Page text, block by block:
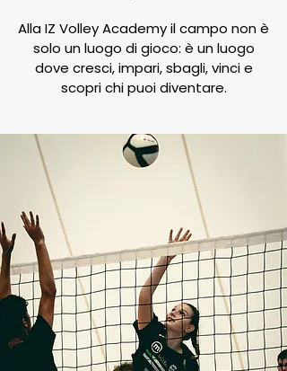
Alla IZ Volley Academy il campo non è
solo un luogo di gioco: è un luogo
dove cresci, impari, sbagli, vinci e
scopri chi puoi diventare.